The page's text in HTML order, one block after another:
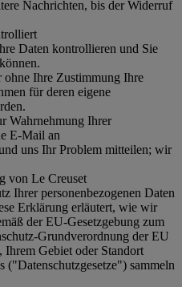
Nachrichten, bis der Widerruf
Daten kontrollieren und Sie
ohne Ihre Zustimmung Ihre
für deren eigene
Wahrnehmung Ihrer
E-Mail an
uns Ihr Problem mitteilen; wir
von Le Creuset
Ihrer personenbezogenen Daten
Erklärung erläutert, wie wir
der EU-Gesetzgebung zum
Grundverordnung der EU
Gebiet oder Standort
("Datenschutzgesetze") sammeln